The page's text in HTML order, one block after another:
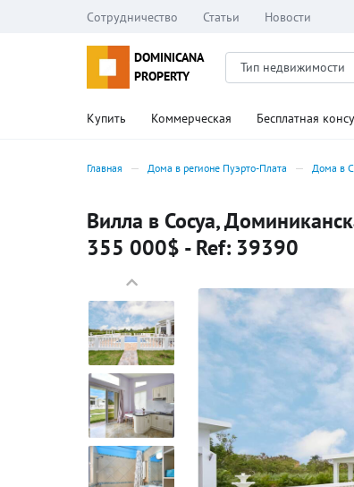
Сотрудничество Статьи Новости
DOMINICANA
PROPERTY
Купить Коммерческая Бесплатная
Главная Дома в регионе Пуэрто-Плата Дома в
Вилла в Сосуа,
355 000$ - Ref: 39390